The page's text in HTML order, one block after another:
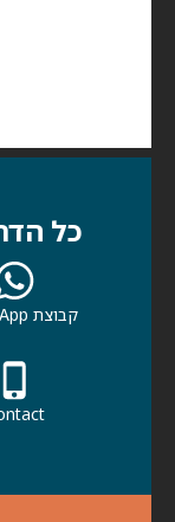
כל
קבוצת WhatsApp